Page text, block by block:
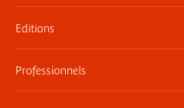
Dossiers, communiqués, bandes
Contact presse
Editions
Les publications du musée
Professionnels